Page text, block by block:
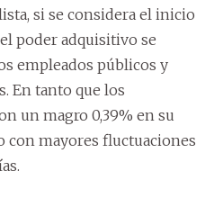
si se considera el inicio
poder adquisitivo se
empleados públicos y
En tanto que los
un magro 0,39% en su
con mayores fluctuaciones